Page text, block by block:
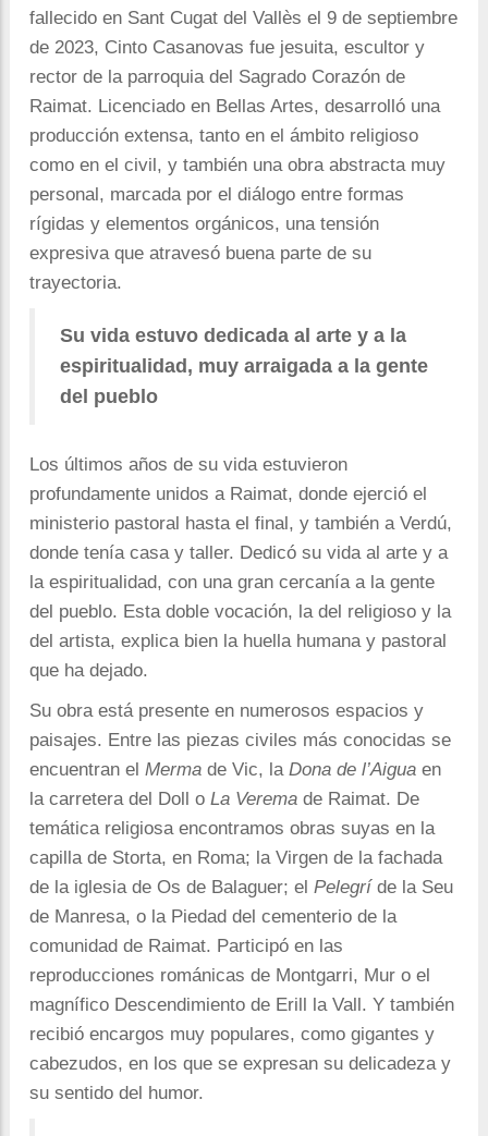
fallecido en Sant Cugat del Vallès el 9 de septiembre
de 2023, Cinto Casanovas fue jesuita, escultor y
rector de la parroquia del Sagrado Corazón de
Raimat. Licenciado en Bellas Artes, desarrolló una
producción extensa, tanto en el ámbito religioso
como en el civil, y también una obra abstracta muy
personal, marcada por el diálogo entre formas
rígidas y elementos orgánicos, una tensión
expresiva que atravesó buena parte de su
trayectoria.
Su vida estuvo dedicada al arte y a la
espiritualidad, muy arraigada a la gente
del pueblo
Los últimos años de su vida estuvieron
profundamente unidos a Raimat, donde ejerció el
ministerio pastoral hasta el final, y también a Verdú,
donde tenía casa y taller. Dedicó su vida al arte y a
la espiritualidad, con una gran cercanía a la gente
del pueblo. Esta doble vocación, la del religioso y la
del artista, explica bien la huella humana y pastoral
que ha dejado.
Su obra está presente en numerosos espacios y
paisajes. Entre las piezas civiles más conocidas se
encuentran el Merma de Vic, la Dona de l’Aigua en
la carretera del Doll o La Verema de Raimat. De
temática religiosa encontramos obras suyas en la
capilla de Storta, en Roma; la Virgen de la fachada
de la iglesia de Os de Balaguer; el Pelegríde la Seu
de Manresa, o la Piedad del cementerio de la
comunidad de Raimat. Participó en las
reproducciones románicas de Montgarri, Mur o el
magnífico Descendimiento de Erill la Vall. Y también
recibió encargos muy populares, como gigantes y
cabezudos, en los que se expresan su delicadeza y
su sentido del humor.